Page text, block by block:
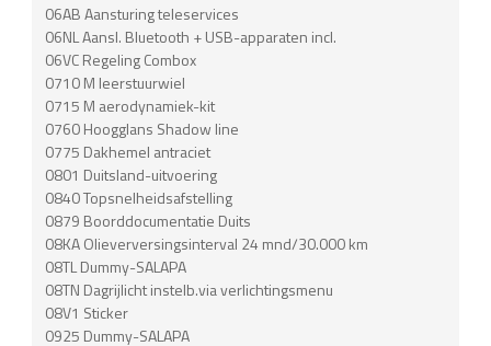
06AB Aansturing teleservices
06NL Aansl. Bluetooth + USB-apparaten incl.
06VC Regeling Combox
0710 M leerstuurwiel
0715 M aerodynamiek-kit
0760 Hoogglans Shadow line
0775 Dakhemel antraciet
0801 Duitsland-uitvoering
0840 Topsnelheidsafstelling
0879 Boorddocumentatie Duits
08KA Olieverversingsinterval 24 mnd/30.000 km
08TL Dummy-SALAPA
08TN Dagrijlicht instelb.via verlichtingsmenu
08V1 Sticker
0925 Dummy-SALAPA